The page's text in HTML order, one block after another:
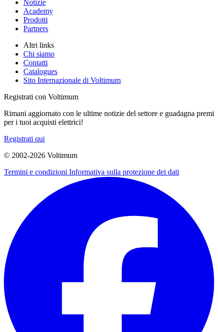
Notizie
Academy
Prodotti
Partners
Altri links
Chi siamo
Contatti
Catalogues
Sito Internazionale di Voltimum
Registrati con Voltimum
Rimani aggiornato con le ultime notizie del settore e guadagna premi
per i tuoi acquisti elettrici!
Registrati qui
© 2002-2026 Voltimum
Termini e condizioni Informativa sulla protezione dei dati